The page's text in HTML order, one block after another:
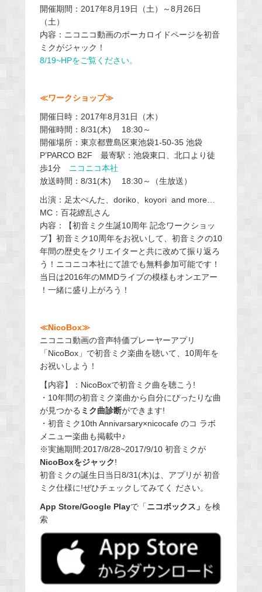
開催期間：2017年8月19日（土）～8月26日
（土）
内容：ニコニコ動画のボーカロイドページを初音
ミクがジャック！
8/19~HPをご覧ください。
≪ワークショップ≫
開催日時：2017年8月31日（木）
開催時間：8/31(木) 18:30～
開催場所：東京都豊島区東池袋1-50-35 池袋
P’PARCO B2F 最寄駅：池袋東口、北口より徒
歩1分 ニコニコ本社
放送時間：8/31(木) 18:30～（生放送）
出演：足太ぺんた、doriko、koyori and more…
MC：百花繚乱さん
内容：【初音ミク生誕10周年 記念ワークショッ
プ】初音ミク10周年をお祝いして、初音ミクの10
年間の歴史をクリ エイターと共に改めて振り返ろ
う！ニコニコ本社にて誰でも無料参加可能です！
当日は2016年のMMDライブの模様もオンエアー
！一緒に盛り上がろう！
≪NicoBox≫
ニコニコ動画の音声特価プレーヤーアプリ
「NicoBox」で初音ミク楽曲を聴いて、10周年を
お祝いしよう！
【内容】：NicoBoxで初音ミク曲を聴こう!
・10年間の初音ミク楽曲から自分にぴったりな曲
が見つかる ミク曲診断ができます!
・初音ミク10th Annivarsary×nicocafe のコ ラボ
メニュー楽曲も掲載中♪
※実施期間:2017/8/28~2017/9/10 初音ミクが
NicoBoxをジャック!
初音ミクの誕生日当日8/31(木)は、アプリが 初音
ミク仕様に!ぜひチェックしてみてく ださい。
App Store/Google Playで「ニコボックス」 を検
索